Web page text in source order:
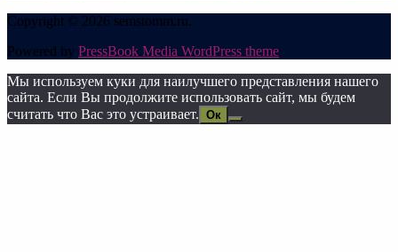
Copyright © 2026 semstomm.ru.
Powered by PressBook Media WordPress theme
Мы используем куки для наилучшего представления нашего
сайта. Если Вы продолжите использовать сайт, мы будем
считать что Вас это устраивает. Ок